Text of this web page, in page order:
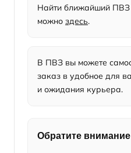
Найти ближайший
можно здесь.
В ПВЗ вы можете
заказ в удобное для
и ожидания курьера.
Обратите